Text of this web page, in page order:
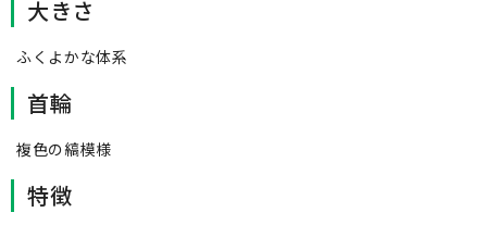
大きさ
ふくよかな体系
首輪
複色の縞模様
特徴